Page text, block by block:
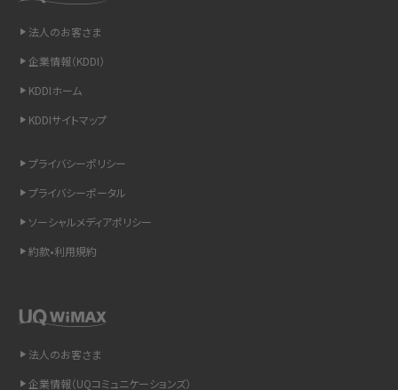
iCloudの使用容量を減らす9つの方法！使用状況の確認手順も紹介
インスタのDMの送り方は？便利機能の使い方や注意点をわかりやすく解説
Bluetooth®とは？Wi-Fiとの違いやスマホ・PCとの接続方法を解説
「iPhoneを探す」の使い方と設定方法を紹介！ブラウザやアプリから探す方法を
詳しく解説
法人のお客さま
企業情報（KDDI）
KDDIホーム
KDDIサイトマップ
プライバシーポリシー
プライバシーポータル
ソーシャルメディアポリシー
約款•利用規約
法人のお客さま
企業情報（UQコミュニケーションズ）